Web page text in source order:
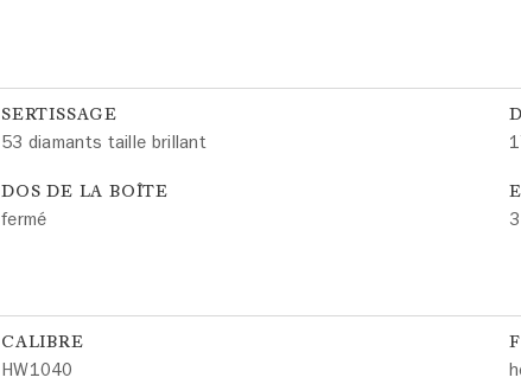
SERTISSAGE
53 diamants taille brillant
DOS DE LA BOÎTE
fermé 3
CALIBRE
HW1040